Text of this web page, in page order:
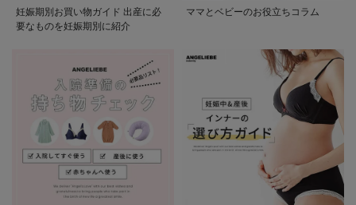
妊娠期別お買い物ガイド 出産に必
要なものを妊娠期別に紹介
ママとベビーのお役立ちコラム